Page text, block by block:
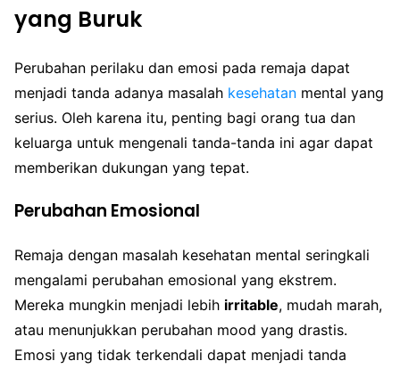
yang Buruk
Perubahan perilaku dan emosi pada remaja dapat
menjadi tanda adanya masalah kesehatan mental yang
serius. Oleh karena itu, penting bagi orang tua dan
keluarga untuk mengenali tanda-tanda ini agar dapat
memberikan dukungan yang tepat.
Perubahan Emosional
Remaja dengan masalah kesehatan mental seringkali
mengalami perubahan emosional yang ekstrem.
Mereka mungkin menjadi lebih irritable, mudah marah,
atau menunjukkan perubahan mood yang drastis.
Emosi yang tidak terkendali dapat menjadi tanda